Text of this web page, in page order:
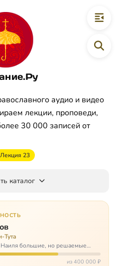
аудио и видео
лекции, проповеди,
30 000 записей от
Лекция 23
каталог
Тута
Наиля большие, но решаемые
болезнью, которая ставит
задача, угрожая виз 400 000 ₽